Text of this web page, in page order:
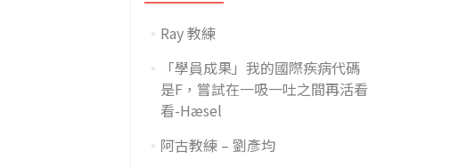
Ray 教練
「學員成果」我的國際疾病代碼
是F，嘗試在一吸一吐之間再活看
看-Hæsel
阿古教練 – 劉彥均